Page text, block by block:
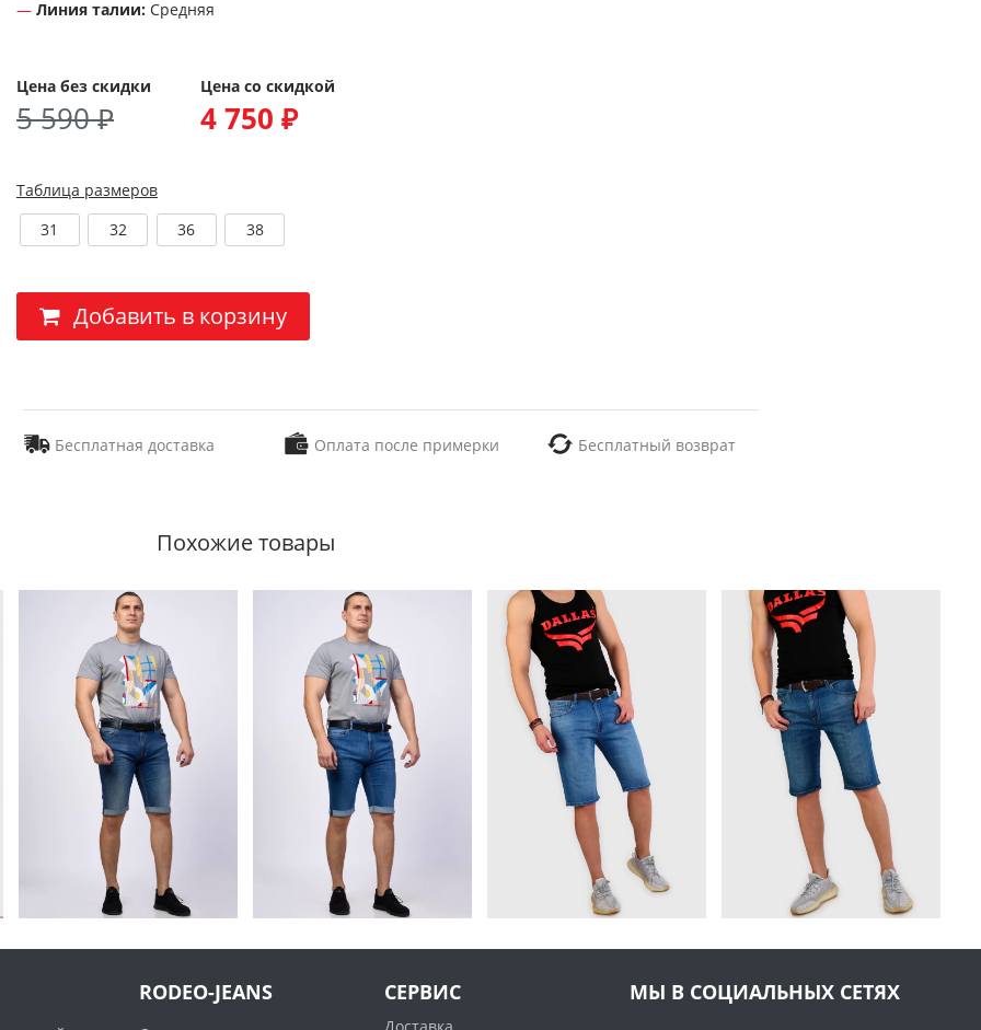
Линия талии: Средняя
Цена без скидки
5 590 ₽
Цена со скидкой
4 750 ₽
Таблица размеров
31
32 36 38
Добавить в корзину
Бесплатная доставка Оплата после примерки Бесплатный возврат
Похожие товары
RODEO-JEANS СЕРВИС МЫ В СОЦИАЛЬНЫХ СЕТЯХ